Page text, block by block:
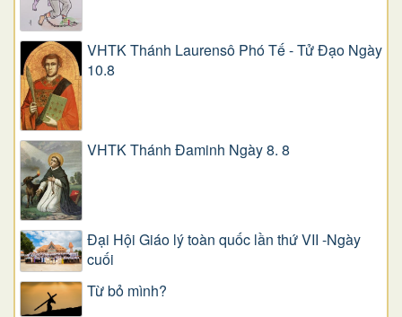
VHTK Thánh Laurensô Phó Tế - Tử Đạo Ngày
10.8
VHTK Thánh Đaminh Ngày 8. 8
Đại Hội Giáo lý toàn quốc lần thứ VII -Ngày
cuối
Từ bỏ mình?